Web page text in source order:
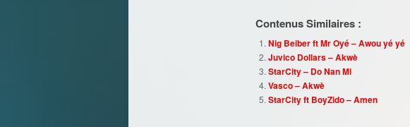
Contenus Similaires :
Nig Beiber ft Mr Oyé – Awou yé yé
Juvico Dollars – Akwè
StarCity – Do Nan Mi
Vasco – Akwè
StarCity ft BoyZido – Amen